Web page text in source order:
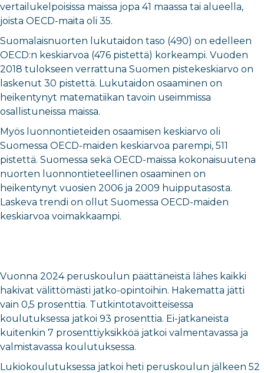
vertailukelpoisissa maissa jopa 41 maassa tai alueella,
joista OECD-maita oli 35.
Suomalaisnuorten lukutaidon taso (490) on edelleen
OECD:n keskiarvoa (476 pistettä) korkeampi. Vuoden
2018 tulokseen verrattuna Suomen pistekeskiarvo on
laskenut 30 pistettä. Lukutaidon osaaminen on
heikentynyt matematiikan tavoin useimmissa
osallistuneissa maissa.
Myös luonnontieteiden osaamisen keskiarvo oli
Suomessa OECD-maiden keskiarvoa parempi, 511
pistettä. Suomessa sekä OECD-maissa kokonaisuutena
nuorten luonnontieteellinen osaaminen on
heikentynyt vuosien 2006 ja 2009 huipputasosta.
Laskeva trendi on ollut Suomessa OECD-maiden
keskiarvoa voimakkaampi.
Vuonna 2024 peruskoulun päättäneistä lähes kaikki
hakivat välittömästi jatko-opintoihin. Hakematta jätti
vain 0,5 prosenttia. Tutkintotavoitteisessa
koulutuksessa jatkoi 93 prosenttia. Ei-jatkaneista
kuitenkin 7 prosenttiyksikköä jatkoi valmentavassa ja
valmistavassa koulutuksessa.
Lukiokoulutuksessa jatkoi heti peruskoulun jälkeen 52